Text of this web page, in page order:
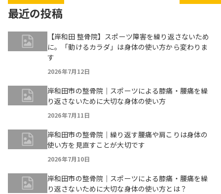
最近の投稿
【岸和田 整骨院】スポーツ障害を繰り返さないため
に。「動けるカラダ」は身体の使い方から変わりま
す
2026年7月12日
岸和田市の整骨院｜スポーツによる膝痛・腰痛を繰
り返さないために大切な身体の使い方
2026年7月11日
岸和田市の整骨院｜繰り返す腰痛や肩こりは身体の
使い方を見直すことが大切です
2026年7月10日
岸和田市の整骨院｜スポーツによる膝痛・腰痛を繰
り返さないために大切な身体の使い方とは？